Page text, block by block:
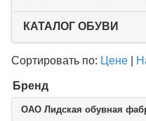
КАТАЛОГ ОБУВИ
Сортировать по: Цене
Бренд
ОАО Лидская обувная